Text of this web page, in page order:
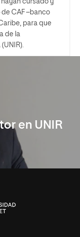
CAF –banco
para que
de la
en UNIR